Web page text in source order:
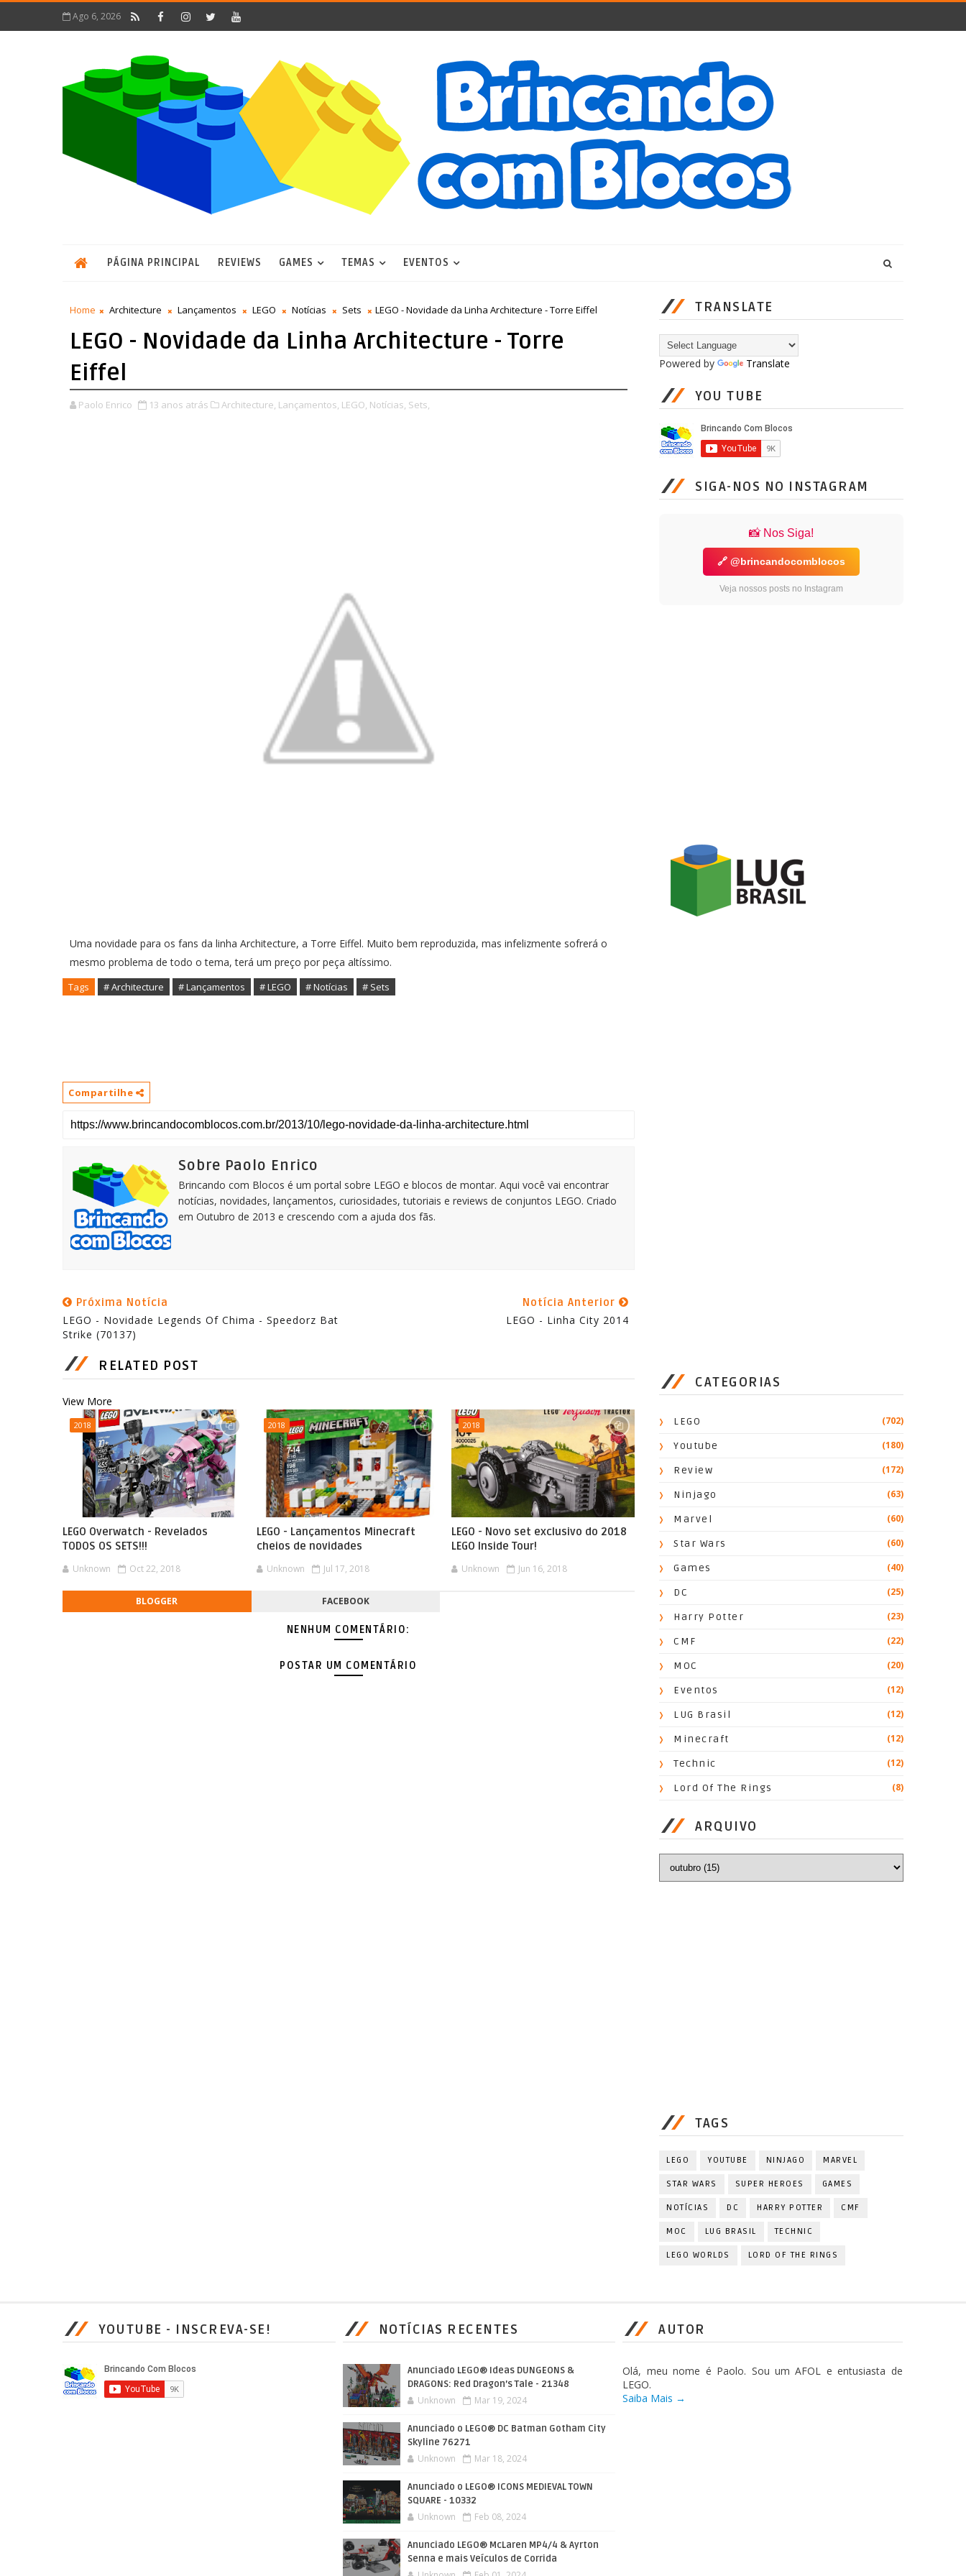
Ago 6, 2026
PÁGINA PRINCIPAL REVIEWS GAMES TEMAS EVENTOS
Home Architecture Lançamentos LEGO Notícias Sets LEGO - Novidade da Linha Architecture - Torre Eiffel
LEGO - Novidade da Linha Architecture - Torre
Eiffel
Paolo Enrico 13 anos atrás Architecture, Lançamentos, LEGO, Notícias, Sets,
Uma novidade para os fans da linha Architecture, a Torre Eiffel. Muito bem reproduzida, mas infelizmente sofrerá o
mesmo problema de todo o tema, terá um preço por peça altíssimo.
Tags # Architecture # Lançamentos # LEGO # Notícias # Sets
Compartilhe
Sobre Paolo Enrico
Brincando com Blocos é um portal sobre LEGO e blocos de montar. Aqui você vai encontrar
notícias, novidades, lançamentos, curiosidades, tutoriais e reviews de conjuntos LEGO. Criado
em Outubro de 2013 e crescendo com a ajuda dos fãs.
Próxima Notícia
LEGO - Novidade Legends Of Chima - Speedorz Bat
Strike (70137)
Notícia Anterior
LEGO - Linha City 2014
RELATED POST
View More
2018
LEGO Overwatch - Revelados
TODOS OS SETS!!!
Unknown Oct 22, 2018
2018
LEGO - Lançamentos Minecraft
cheios de novidades
Unknown Jul 17, 2018
2018
LEGO - Novo set exclusivo do 2018
LEGO Inside Tour!
Unknown Jun 16, 2018
BLOGGER FACEBOOK
NENHUM COMENTÁRIO:
POSTAR UM COMENTÁRIO
TRANSLATE
Powered by Translate
YOU TUBE
SIGA-NOS NO INSTAGRAM
📸 Nos Siga!
🔗 @brincandocomblocos
Veja nossos posts no Instagram
CATEGORIAS
LEGO (702)
Youtube (180)
Review (172)
Ninjago (63)
Marvel (60)
Star Wars (60)
Games (40)
DC (25)
Harry Potter (23)
CMF (22)
MOC (20)
Eventos (12)
LUG Brasil (12)
Minecraft (12)
Technic (12)
Lord Of The Rings (8)
ARQUIVO
TAGS
LEGO YOUTUBE NINJAGO MARVEL
STAR WARS SUPER HEROES GAMES
NOTÍCIAS DC HARRY POTTER CMF
MOC LUG BRASIL TECHNIC
LEGO WORLDS LORD OF THE RINGS
YOUTUBE - INSCREVA-SE! NOTÍCIAS RECENTES
Anunciado LEGO® Ideas DUNGEONS &
DRAGONS: Red Dragon’s Tale - 21348
Unknown Mar 19, 2024
Anunciado o LEGO® DC Batman Gotham City
Skyline 76271
Unknown Mar 18, 2024
Anunciado o LEGO® ICONS MEDIEVAL TOWN
SQUARE - 10332
Unknown Feb 08, 2024
Anunciado LEGO® McLaren MP4/4 & Ayrton
Senna e mais Veículos de Corrida
AUTOR
Olá, meu nome é Paolo. Sou um AFOL e entusiasta de
LEGO.
Saiba Mais →